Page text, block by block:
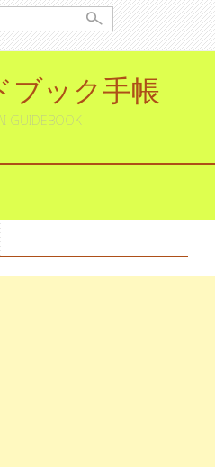
ブック手帳
GUIDEBOOK